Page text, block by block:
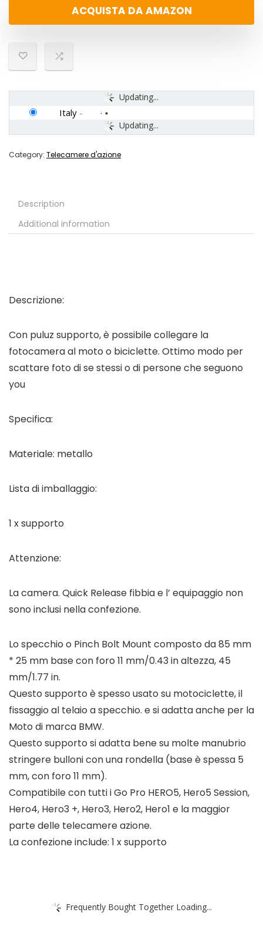
ACQUISTA DA AMAZON
Updating...
Updating...
Italy -
Category: Telecamere d'azione
Description
Additional information
Descrizione:
Con puluz supporto, è possibile collegare la
fotocamera al moto o biciclette. Ottimo modo per
scattare foto di se stessi o di persone che seguono
you
Specifica:
Materiale: metallo
Lista di imballaggio:
1 x supporto
Attenzione:
La camera. Quick Release fibbia e l’ equipaggio non
sono inclusi nella confezione.
Lo specchio o Pinch Bolt Mount composto da 85 mm
* 25 mm base con foro 11 mm/0.43 in altezza, 45
mm/1.77 in.
Questo supporto è spesso usato su motociclette, il
fissaggio al telaio a specchio. e si adatta anche per la
Moto di marca BMW.
Questo supporto si adatta bene su molte manubrio
stringere bulloni con una rondella (base è spessa 5
mm, con foro 11 mm).
Compatibile con tutti i Go Pro HERO5, Hero5 Session,
Hero4, Hero3 +, Hero3, Hero2, Hero1 e la maggior
parte delle telecamere azione.
La confezione include: 1 x supporto
Frequently Bought Together Loading...